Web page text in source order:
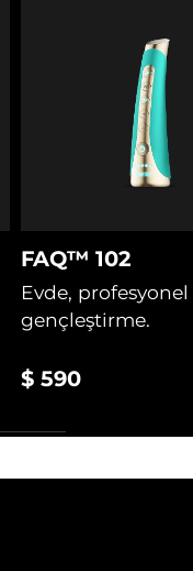
FAQ™ 102
Evde,
gençleştirme.
$ 590